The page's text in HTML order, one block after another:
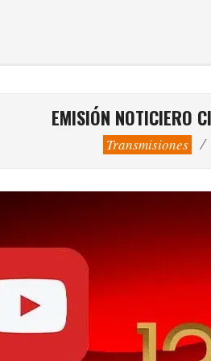
EMISIÓN NOTICIERO
Transmisiones